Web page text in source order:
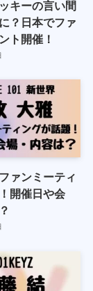
キーの言い間
？日本でファ
ト開催！
ァンミーティ
開催日や会